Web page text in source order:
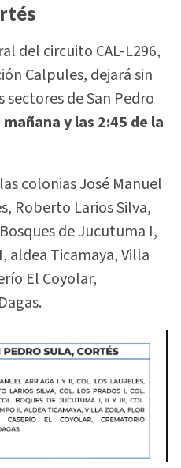
del circuito CAL-L296,
Calpules, dejará sin
de San Pedro
y las 2:45 de la
colonias José Manuel
Roberto Larios Silva,
de Jucutuma I,
aldea Ticamaya, Villa
El Coyolar,